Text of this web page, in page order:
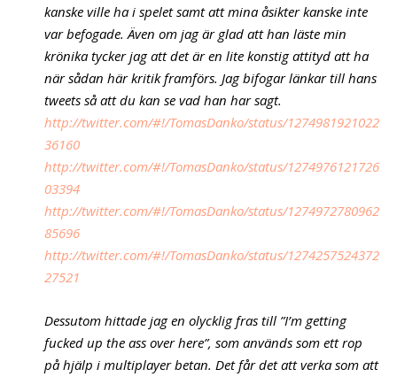
kanske ville ha i spelet samt att mina åsikter kanske inte
var befogade. Även om jag är glad att han läste min
krönika tycker jag att det är en lite konstig attityd att ha
när sådan här kritik framförs. Jag bifogar länkar till hans
tweets så att du kan se vad han har sagt.
http://twitter.com/#!/TomasDanko/status/1274981921022
36160
http://twitter.com/#!/TomasDanko/status/1274976121726
03394
http://twitter.com/#!/TomasDanko/status/1274972780962
85696
http://twitter.com/#!/TomasDanko/status/1274257524372
27521
Dessutom hittade jag en olycklig fras till ”I’m getting
fucked up the ass over here”, som används som ett rop
på hjälp i multiplayer betan. Det får det att verka som att